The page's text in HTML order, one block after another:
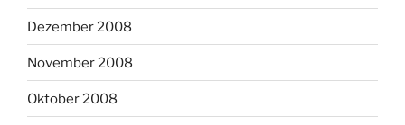
Dezember 2008
November 2008
Oktober 2008